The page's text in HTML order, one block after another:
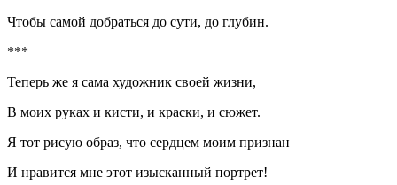
Чтобы самой добраться до сути, до глубин.
***
Теперь же я сама художник своей жизни,
В моих руках и кисти, и краски, и сюжет.
Я тот рисую образ, что сердцем моим признан
И нравится мне этот изысканный портрет!